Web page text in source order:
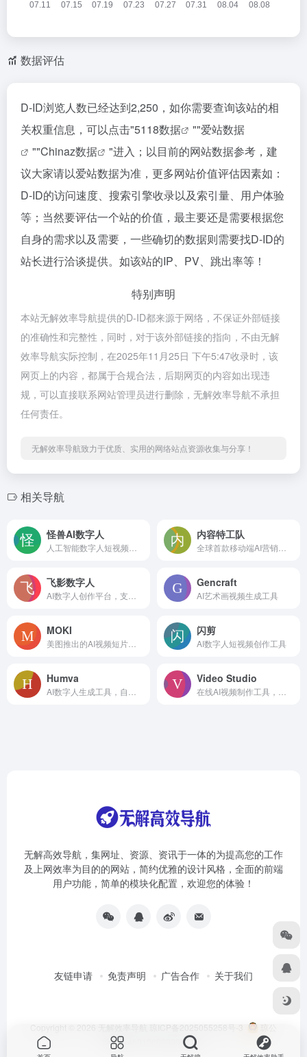
数据评估
D-ID浏览人数已经达到2,250，如你需要查询该站的相
关权重信息，可以点击"5118数据 ""爱站数据
""Chinaz数据
"进入；以目前的网站数据参考，建
议大家请以爱站数据为准，更多网站价值评估因素如：
D-ID的访问速度、搜索引擎收录以及索引量、用户体验
等；当然要评估一个站的价值，最主要还是需要根据您
自身的需求以及需要，一些确切的数据则需要找D-ID的
站长进行洽谈提供。如该站的IP、PV、跳出率等！
特别声明
本站无解效率导航提供的D-ID都来源于网络，不保证外部链接
的准确性和完整性，同时，对于该外部链接的指向，不由无解
效率导航实际控制，在2025年11月25日 下午5:47收录时，该
网页上的内容，都属于合规合法，后期网页的内容如出现违
规，可以直接联系网站管理员进行删除，无解效率导航不承担
任何责任。
无解效率导航致力于优质、实用的网络站点资源收集与分享！
相关导航
怪兽AI数字人 内容特工队
飞影数字人 Gencraft
AI艺术画视频生成工具
MOKI 闪剪
AI数字人短视频创作工具
Humva Video Studio
无解高效导航，集网址、资源、资讯于一体的为提高您的工作
及上网效率为目的的网站，简约优雅的设计风格，全面的前端
用户功能，简单的模块化配置，欢迎您的体验！
友链申请 免责声明 广告合作 关于我们
Copyright © 2026 无解效率导航 琼ICP备2025055258号-3
琼公
网安备46010002000981号